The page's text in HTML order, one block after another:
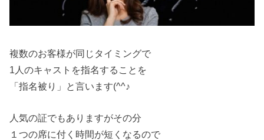
複数のお客様が同じタイミングで
1人のキャストを指名することを
「指名被り」と言います(^^♪
人気の証でもありますがその分
１つの席に付く時間が短くなるので